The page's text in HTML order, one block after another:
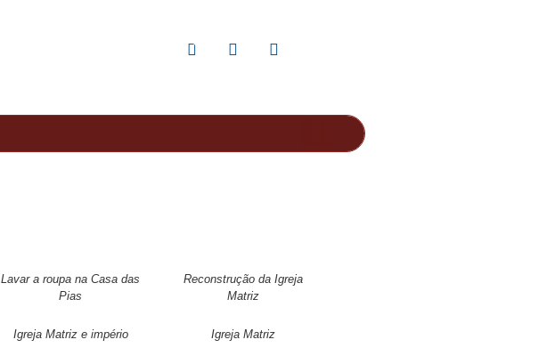
CONTACTOS
Lavar a roupa na Casa das
Pias
Reconstrução da Igreja
Matriz
Igreja Matriz e império Igreja Matriz